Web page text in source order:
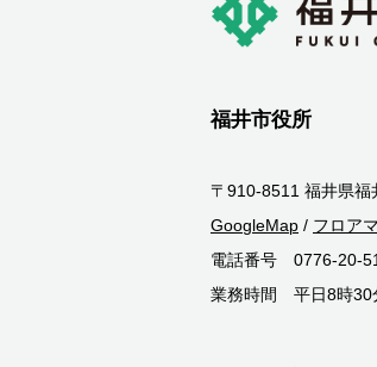
福井市役所
〒910-8511 福井県
GoogleMap / フロア
電話番号 0776-20-
業務時間 平日8時30